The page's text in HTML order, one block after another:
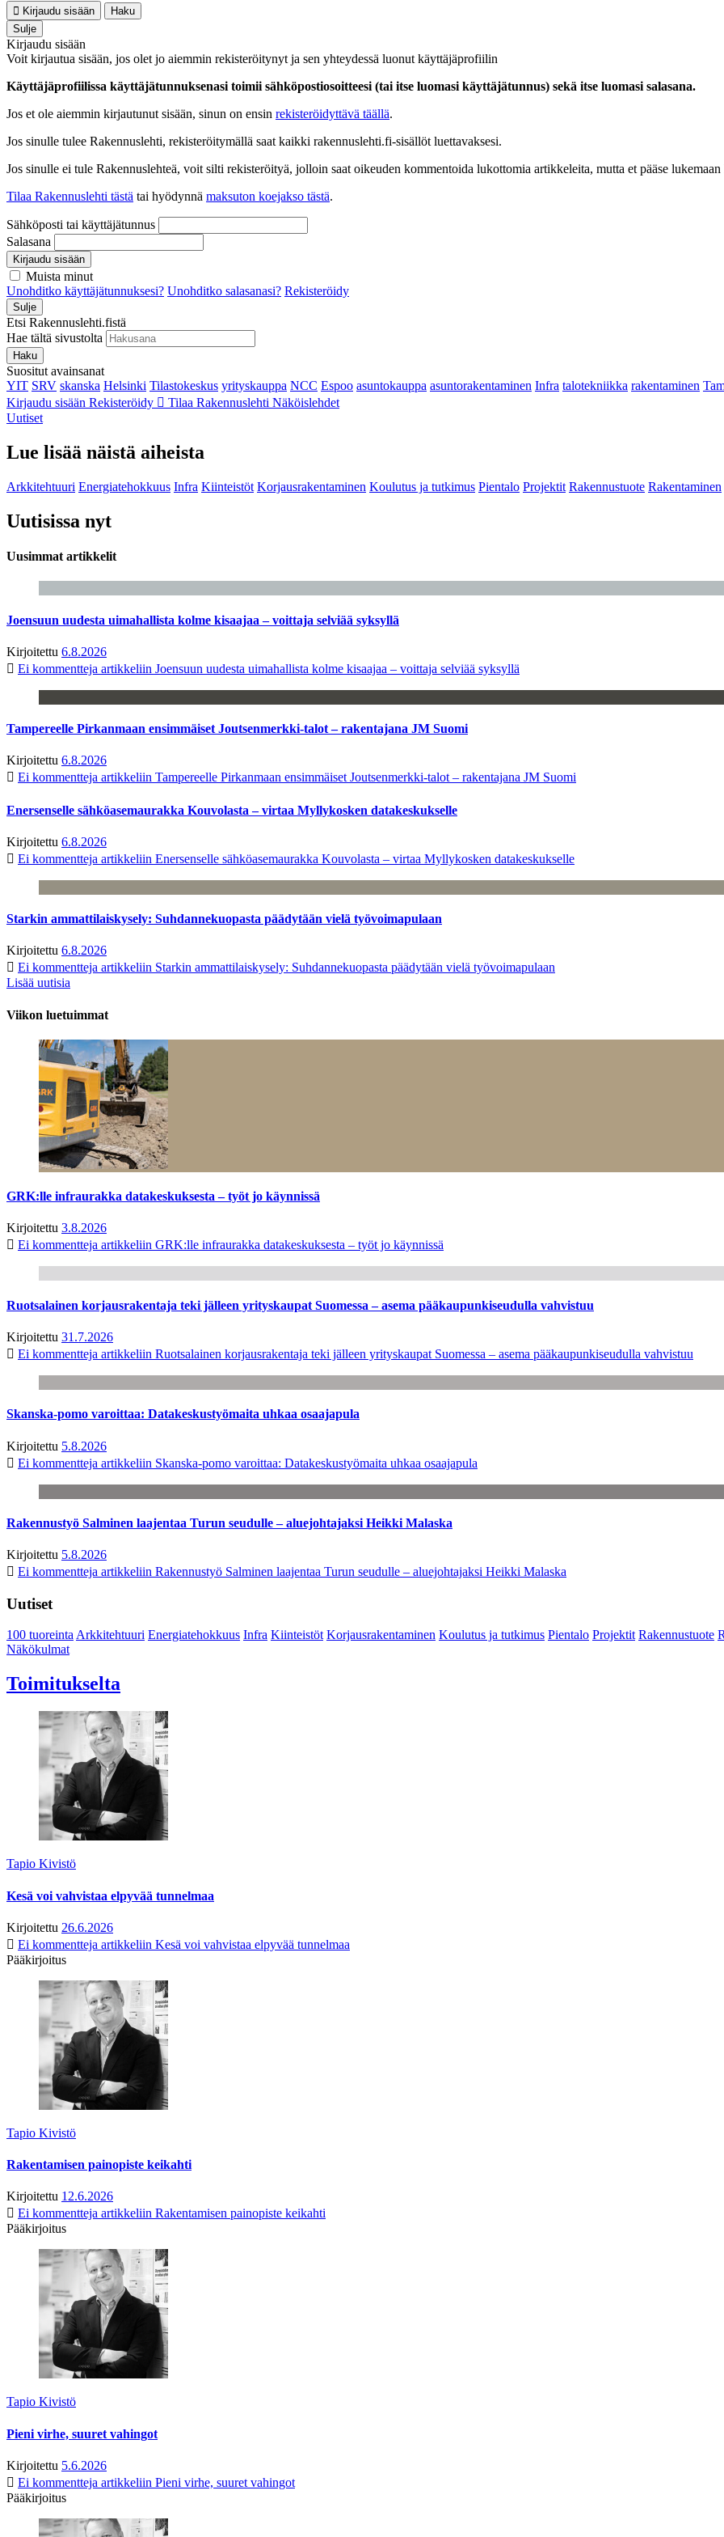
Kirjaudu sisään
Haku
Sulje
Kirjaudu sisään
Voit kirjautua sisään, jos olet jo aiemmin rekisteröitynyt ja sen yhteydessä luonut käyttäjäprofiilin
Käyttäjäprofiilissa käyttäjätunnuksenasi toimii sähköpostiosoitteesi (tai itse luomasi käyttäjätunnus) sekä itse luomasi salasana.
Jos et ole aiemmin kirjautunut sisään, sinun on ensin rekisteröidyttävä täällä.
Jos sinulle tulee Rakennuslehti, rekisteröitymällä saat kaikki rakennuslehti.fi-sisällöt luettavaksesi.
Jos sinulle ei tule Rakennuslehteä, voit silti rekisteröityä, jolloin saat oikeuden kommentoida lukottomia artikkeleita, mutta et pääse
Tilaa Rakennuslehti tästä tai hyödynnä maksuton koejakso tästä.
Sähköposti tai käyttäjätunnus
Salasana
Kirjaudu sisään
Muista minut
Unohditko käyttäjätunnuksesi? Unohditko salasanasi? Rekisteröidy
Sulje
Etsi Rakennuslehti.fistä
Hae tältä sivustolta
Haku
Suositut avainsanat
YIT SRV skanska Helsinki Tilastokeskus yrityskauppa NCC Espoo asuntokauppa asuntorakentaminen Infra talotekniikka rakentaminen
Kirjaudu sisään Rekisteröidy Tilaa Rakennuslehti Näköislehdet
Uutiset
Lue lisää näistä aiheista
Arkkitehtuuri Energiatehokkuus Infra Kiinteistöt Korjausrakentaminen Koulutus ja tutkimus Pientalo Projektit Rakennustuote Rakentaminen
Uutisissa nyt
Uusimmat artikkelit
Joensuun uudesta uimahallista kolme kisaajaa – voittaja selviää syksyllä
Kirjoitettu 6.8.2026
Ei kommentteja artikkeliin Joensuun uudesta uimahallista kolme kisaajaa – voittaja selviää syksyllä
Tampereelle Pirkanmaan ensimmäiset Joutsenmerkki-talot – rakentajana JM Suomi
Kirjoitettu 6.8.2026
Ei kommentteja artikkeliin Tampereelle Pirkanmaan ensimmäiset Joutsenmerkki-talot – rakentajana JM Suomi
Enersenselle sähköasemaurakka Kouvolasta – virtaa Myllykosken datakeskukselle
Kirjoitettu 6.8.2026
Ei kommentteja artikkeliin Enersenselle sähköasemaurakka Kouvolasta – virtaa Myllykosken datakeskukselle
Starkin ammattilaiskysely: Suhdannekuopasta päädytään vielä työvoimapulaan
Kirjoitettu 6.8.2026
Ei kommentteja artikkeliin Starkin ammattilaiskysely: Suhdannekuopasta päädytään vielä työvoimapulaan
Lisää uutisia
Viikon luetuimmat
GRK:lle infraurakka datakeskuksesta – työt jo käynnissä
Kirjoitettu 3.8.2026
Ei kommentteja artikkeliin GRK:lle infraurakka datakeskuksesta – työt jo käynnissä
Ruotsalainen korjausrakentaja teki jälleen yrityskaupat Suomessa – asema pääkaupunkiseudulla vahvistuu
Kirjoitettu 31.7.2026
Ei kommentteja artikkeliin Ruotsalainen korjausrakentaja teki jälleen yrityskaupat Suomessa – asema pääkaupunkiseudulla vahvistuu
Skanska-pomo varoittaa: Datakeskustyömaita uhkaa osaajapula
Kirjoitettu 5.8.2026
Ei kommentteja artikkeliin Skanska-pomo varoittaa: Datakeskustyömaita uhkaa osaajapula
Rakennustyö Salminen laajentaa Turun seudulle – aluejohtajaksi Heikki Malaska
Kirjoitettu 5.8.2026
Ei kommentteja artikkeliin Rakennustyö Salminen laajentaa Turun seudulle – aluejohtajaksi Heikki Malaska
Uutiset
100 tuoreintaArkkitehtuuri Energiatehokkuus Infra Kiinteistöt Korjausrakentaminen Koulutus ja tutkimus Pientalo Projektit Rakennustuote
Näkökulmat
Toimitukselta
Tapio Kivistö
Kesä voi vahvistaa elpyvää tunnelmaa
Kirjoitettu 26.6.2026
Ei kommentteja artikkeliin Kesä voi vahvistaa elpyvää tunnelmaa
Pääkirjoitus
Tapio Kivistö
Rakentamisen painopiste keikahti
Kirjoitettu 12.6.2026
Ei kommentteja artikkeliin Rakentamisen painopiste keikahti
Pääkirjoitus
Tapio Kivistö
Pieni virhe, suuret vahingot
Kirjoitettu 5.6.2026
Ei kommentteja artikkeliin Pieni virhe, suuret vahingot
Pääkirjoitus